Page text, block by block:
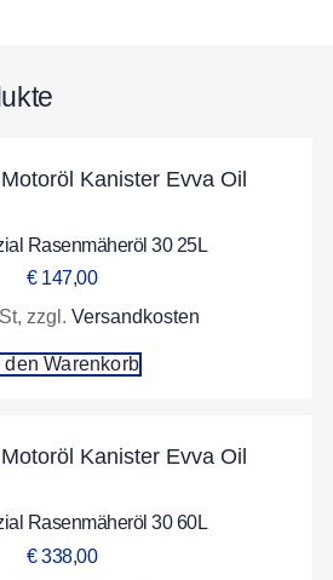
Rasenmäheröl 30 25L
€147,00
zzgl. Versandkosten
den Warenkorb
Rasenmäheröl 30 60L
€338,00